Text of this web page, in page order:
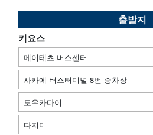
출발지
키요스
메이테츠 버스센터
사카에 버스터미널 8번 승차장
도우카다이
다지미